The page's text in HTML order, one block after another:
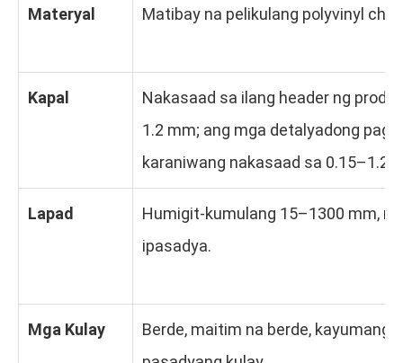
Materyal Matibay na pelikulang polyvinyl
Kapal
Nakasaad sa ilang header ng
1.2 mm; ang mga detalyadong
karaniwang nakasaad sa 0.15–1.2
Lapad
Humigit-kumulang 15–1300 mm,
ipasadya.
Mga Kulay
Berde, maitim na berde,